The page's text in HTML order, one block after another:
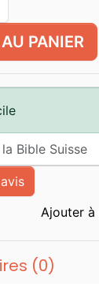
PANIER
Bible Suisse
(0)